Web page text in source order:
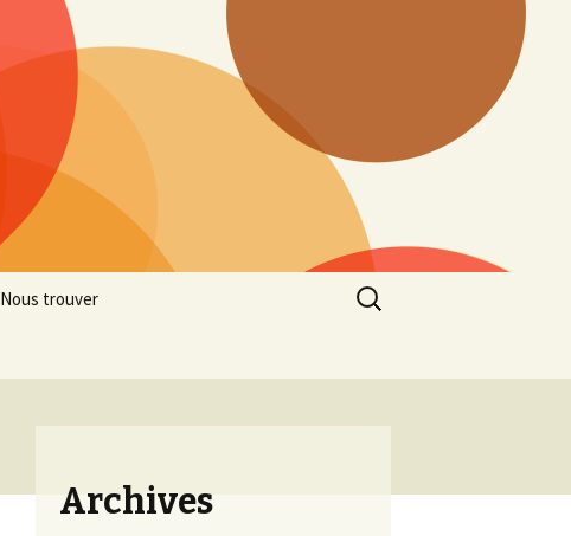
Nous trouver
Rechercher :
Archives